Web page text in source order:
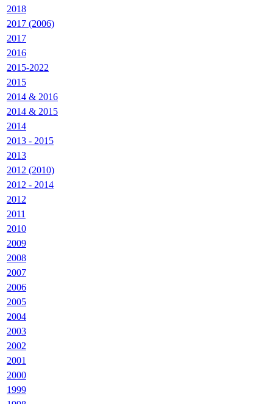
2018
2017 (2006)
2017
2016
2015-2022
2015
2014 & 2016
2014 & 2015
2014
2013 - 2015
2013
2012 (2010)
2012 - 2014
2012
2011
2010
2009
2008
2007
2006
2005
2004
2003
2002
2001
2000
1999